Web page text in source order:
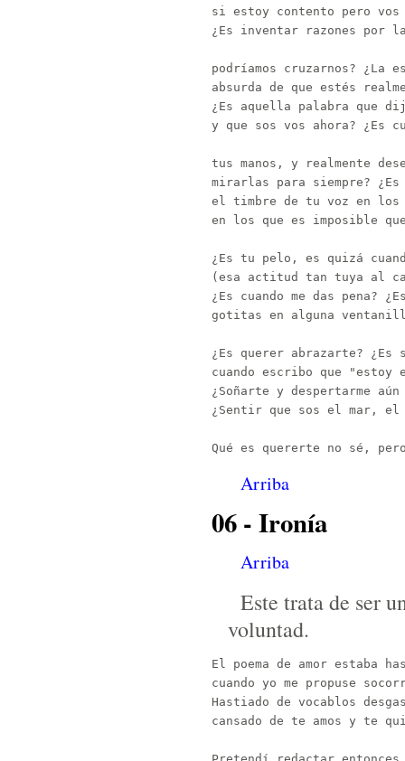
si estoy contento pero vos
¿Es inventar razones por
podríamos cruzarnos? ¿La
absurda de que estés
¿Es aquella palabra que
y que sos vos ahora? ¿Es
tus manos, y realmente
mirarlas para siempre? ¿Es
el timbre de tu voz en los
en los que es imposible
¿Es tu pelo, es quizá
(esa actitud tan tuya al
¿Es cuando me das pena?
gotitas en alguna
¿Es querer abrazarte? ¿Es
cuando escribo que "estoy
¿Soñarte y despertarme aún
¿Sentir que sos el mar, el
Arriba
06 - Ironía
Arriba
Este trata de ser
voluntad.
El poema de amor estaba
cuando yo me propuse
Hastiado de vocablos
cansado de te amos y te